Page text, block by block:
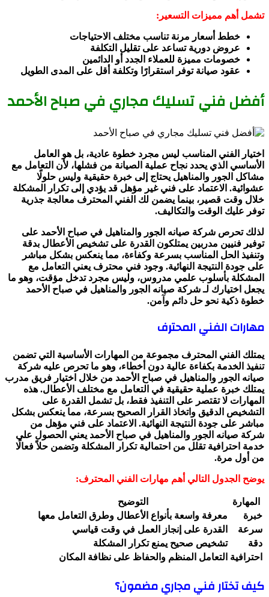
تشمل أهم مميزات التسعير:
خطط أسعار مرنة تناسب مختلف الاحتياجات
عروض دورية تساعد على تقليل التكلفة
خصومات مميزة للعملاء الجدد أو الدائمين
عقود صيانة توفر استقرارًا وتكلفة أقل على المدى الطويل
أفضل فني تسليك مجاري في صباح الأحمد
اختيار الفني المناسب ليس مجرد خطوة عادية، بل هو العامل
الأساسي الذي يحدد نجاح عملية الصيانة من فشلها، لأن التعامل مع
مشاكل الجور والمناهيل يحتاج إلى خبرة حقيقية وليس حلولًا
عشوائية. الاعتماد على فني غير مؤهل قد يؤدي إلى تكرار المشكلة
خلال وقت قصير، بينما يضمن لك الفني المحترف معالجة جذرية
توفر عليك الوقت والتكاليف.
لذلك تحرص شركة صيانه الجور والمناهيل في صباح الأحمد على
توفير فنيين مدربين يمتلكون القدرة على تشخيص الأعطال بدقة
وتنفيذ الحل المناسب بسرعة وكفاءة، مما ينعكس بشكل مباشر
على جودة النتيجة النهائية. وجود فني محترف يعني التعامل مع
المشكلة بأسلوب علمي مدروس، وليس مجرد تدخل مؤقت، وهو ما
يجعل اختيارك لـ شركة صيانه الجور والمناهيل في صباح الأحمد
خطوة ذكية نحو حل دائم وآمن.
مهارات الفني المحترف
يمتلك الفني المحترف مجموعة من المهارات الأساسية التي تضمن
تنفيذ الخدمة بكفاءة عالية دون أخطاء، وهو ما تحرص عليه شركة
صيانه الجور والمناهيل في صباح الأحمد من خلال اختيار فريق مدرب
يمتلك خبرة عملية حقيقية في التعامل مع مختلف الأعطال. هذه
المهارات لا تقتصر على التنفيذ فقط، بل تشمل القدرة على
التشخيص الدقيق واتخاذ القرار الصحيح بسرعة، مما ينعكس بشكل
مباشر على جودة النتيجة النهائية. الاعتماد على فني مؤهل من
شركة صيانه الجور والمناهيل في صباح الأحمد يعني الحصول على
خدمة احترافية تقلل من احتمالية تكرار المشكلة وتضمن حلاً فعالًا
من أول مرة.
يوضح الجدول التالي أهم مهارات الفني المحترف:
المهارة
التوضيح
خبرة
معرفة واسعة بأنواع الأعطال وطرق التعامل معها
سرعة
القدرة على إنجاز العمل في وقت قياسي
دقة
تشخيص صحيح يمنع تكرار المشكلة
احترافية التعامل المنظم والحفاظ على نظافة المكان
كيف تختار فني مجاري مضمون؟